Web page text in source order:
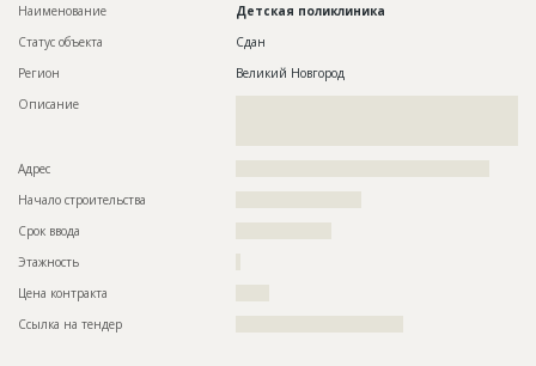
Наименование
Детская поликлиника
Статус объекта
Сдан
Регион
Великий Новгород
Описание
Адрес
Начало строительства
Срок ввода
Этажность
Цена контракта
Ссылка на тендер